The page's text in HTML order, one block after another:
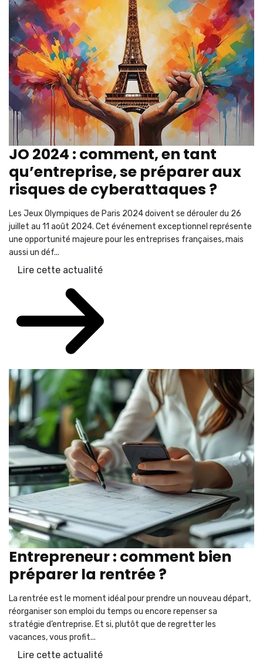
JO 2024 : comment, en tant
qu’entreprise, se préparer aux
risques de cyberattaques ?
Les Jeux Olympiques de Paris 2024 doivent se dérouler du 26
juillet au 11 août 2024. Cet événement exceptionnel représente
une opportunité majeure pour les entreprises françaises, mais
aussi un déf...
Lire cette actualité
Entrepreneur : comment bien
préparer la rentrée ?
La rentrée est le moment idéal pour prendre un nouveau départ,
réorganiser son emploi du temps ou encore repenser sa
stratégie d’entreprise. Et si, plutôt que de regretter les
vacances, vous profit...
Lire cette actualité